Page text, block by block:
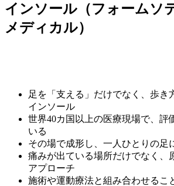
インソール（フォームソ
メディカル）
足を「支える」だけでなく、歩き
インソール
世界40カ国以上の医療現場で、評
いる
その場で成形し、一人ひとりの足
痛みが出ている場所だけでなく、
アプローチ
施術や運動療法と組み合わせるこ